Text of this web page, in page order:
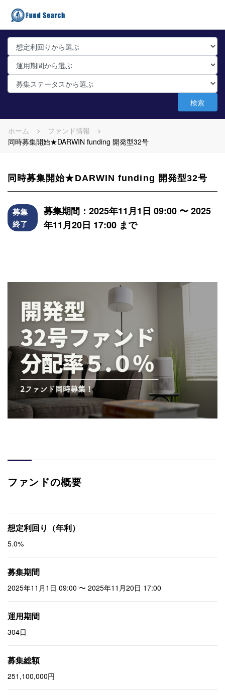
検索
ホーム
ファンド情報
同時募集開始★DARWIN funding 開発型32号
同時募集開始★DARWIN funding 開発型32号
募集
終了
募集期間：2025年11月1日 09:00 〜 2025
年11月20日 17:00 まで
ファンドの概要
想定利回り（年利）
5.0%
募集期間
2025年11月1日 09:00 〜 2025年11月20日 17:00
運用期間
304日
募集総額
251,100,000円